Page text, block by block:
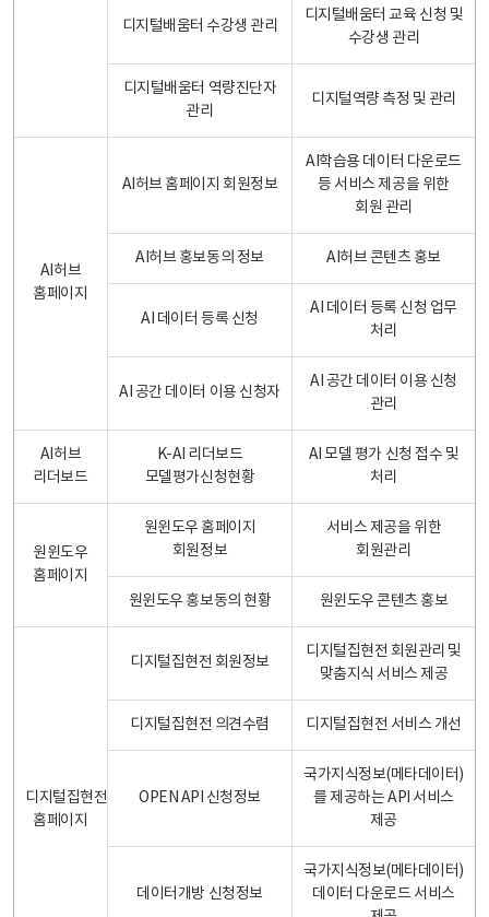
디지털배움터 수강생 관리
디지털배움터 교육 신청 및
수강생 관리
디지털배움터 역량진단자
관리
디지털역량 측정 및 관리
AI허브
홈페이지
AI허브 홈페이지 회원정보
AI학습용 데이터 다운로드
등 서비스 제공을 위한
회원 관리
AI허브 홍보동의 정보 AI허브 콘텐츠 홍보
AI 데이터 등록 신청
AI 데이터 등록 신청 업무
처리
AI 공간 데이터 이용 신청자
AI 공간 데이터 이용 신청
관리
AI허브
리더보드
K-AI 리더보드
모델평가신청현황
AI 모델 평가 신청 접수 및
처리
원윈도우
홈페이지
원윈도우 홈페이지
회원정보
서비스 제공을 위한
회원관리
원윈도우 홍보동의 현황 원윈도우 콘텐츠 홍보
디지털집현전
홈페이지
디지털집현전 회원정보
디지털집현전 회원관리 및
맞춤지식 서비스 제공
디지털집현전 의견수렴 디지털집현전 서비스 개선
OPEN API 신청정보
국가지식정보(메타데이터)
를 제공하는 API 서비스
제공
데이터개방 신청정보
국가지식정보(메타데이터)
데이터 다운로드 서비스